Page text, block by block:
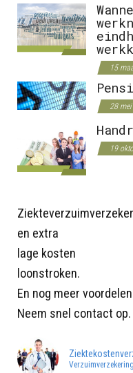
15
28
19
en extra
lage kosten
loonstroken.
En nog meer
Neem snel contact op.
Verzuimverzekering